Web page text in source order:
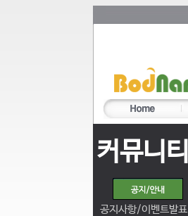
커뮤니티
공지사항/이벤트발표